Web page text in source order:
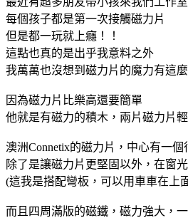
每個孩子都是第一次接觸磁力片
但是都一玩就上癮！！
這點也真的是出乎我意料之外
我萬萬也沒想到磁力片的魔力有這
因為磁力片比樂高還要簡單
他就是有磁力的積木，兩片磁力片
澳洲Connetix的磁力片，中心有一
除了是讓磁力片更堅固以外，在窗
(這我是搭配彎板，可以用車車在上
而且四周滿版的磁鐵，磁力強大，一